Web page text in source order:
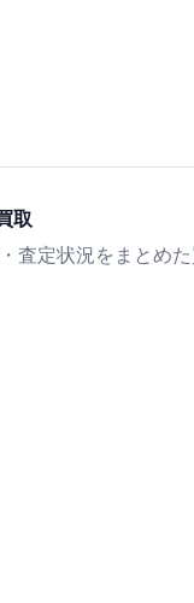
取
査定状況をまとめ